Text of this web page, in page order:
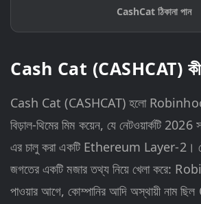
CashCat ঠিকানা পান
Cash Cat (CASHCAT)
Cash Cat (CASHCAT) হলো
বিড়াল-থিমের মিম কয়েন, যে নেটওয়ার্কটি
এর চালু করা একটি Ethereum Layer-2।
জগতের একটি মজার তথ্য নিয়ে খেলা করে:
পাওয়ার আগে, কোম্পানির আদি অস্থায়ী নাম